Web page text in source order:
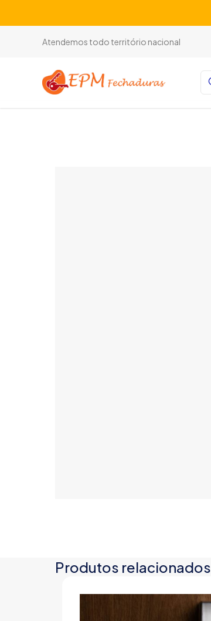
Atendemos todo território nacional
Produtos relacionados